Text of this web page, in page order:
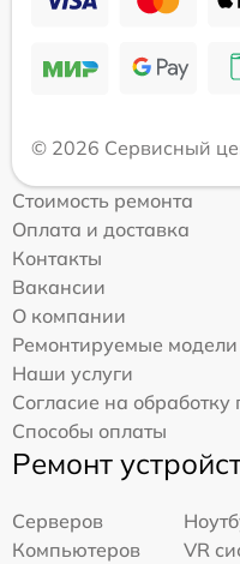
© 2026 Сервисный
Стоимость ремонта
Оплата и доставка
Контакты
Вакансии
О компании
Ремонтируемые модели
Наши услуги
Согласие на
Способы оплаты
Ремонт
Серверов
Компьютеров
VR